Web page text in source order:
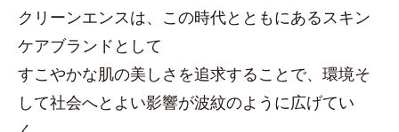
クリーンエンスは、この時代とともにあるスキン
ケアブランドとして
すこやかな肌の美しさを追求することで、環境そ
して社会へとよい影響が波紋のように広げてい